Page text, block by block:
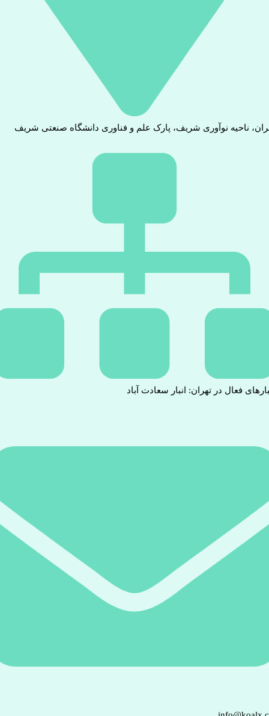
ناحیه نوآوری شریف، پارک علم و فناوری دانشگاه صنعتی شریف
فعال در تهران: انبار سعادت آباد